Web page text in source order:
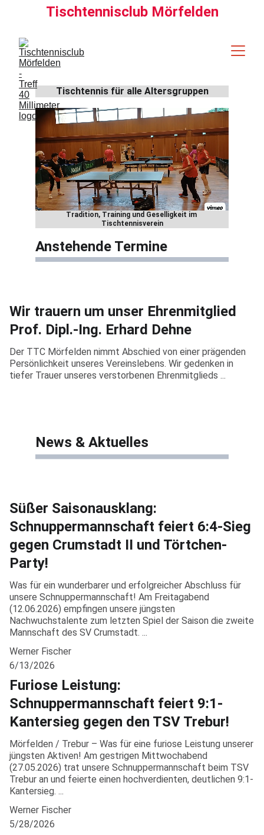
Tischtennisclub Mörfelden
Tischtennis für alle Altersgruppen
Tradition, Training und Geselligkeit im
Tischtennisverein
Anstehende Termine
Wir trauern um unser Ehrenmitglied
Prof. Dipl.-Ing. Erhard Dehne
Der TTC Mörfelden nimmt Abschied von einer prägenden
Persönlichkeit unseres Vereinslebens. Wir gedenken in
tiefer Trauer unseres verstorbenen Ehrenmitglieds ...
News & Aktuelles
Süßer Saisonausklang:
Schnuppermannschaft feiert 6:4-Sieg
gegen Crumstadt II und Törtchen-
Party!
Was für ein wunderbarer und erfolgreicher Abschluss für
unsere Schnuppermannschaft! Am Freitagabend
(12.06.2026) empfingen unsere jüngsten
Nachwuchstalente zum letzten Spiel der Saison die zweite
Mannschaft des SV Crumstadt. ...
Werner Fischer
6/13/2026
Furiose Leistung:
Schnuppermannschaft feiert 9:1-
Kantersieg gegen den TSV Trebur!
Mörfelden / Trebur – Was für eine furiose Leistung unserer
jüngsten Aktiven! Am gestrigen Mittwochabend
(27.05.2026) trat unsere Schnuppermannschaft beim TSV
Trebur an und feierte einen hochverdienten, deutlichen 9:1-
Kantersieg. ...
Werner Fischer
5/28/2026